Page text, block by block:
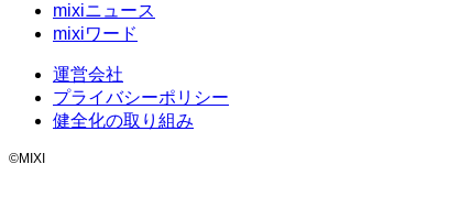
mixiニュース
mixiワード
運営会社
プライバシーポリシー
健全化の取り組み
©MIXI